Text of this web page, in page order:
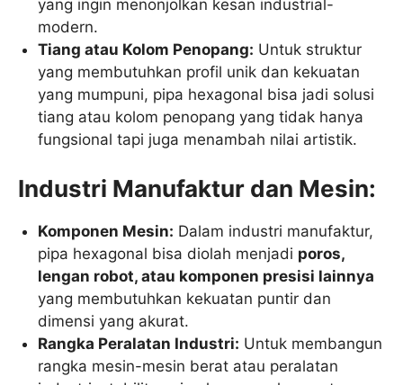
yang ingin menonjolkan kesan industrial-
modern.
Tiang atau Kolom Penopang: Untuk struktur
yang membutuhkan profil unik dan kekuatan
yang mumpuni, pipa hexagonal bisa jadi solusi
tiang atau kolom penopang yang tidak hanya
fungsional tapi juga menambah nilai artistik.
Industri Manufaktur dan Mesin:
Komponen Mesin: Dalam industri manufaktur,
pipa hexagonal bisa diolah menjadi poros,
lengan robot, atau komponen presisi lainnya
yang membutuhkan kekuatan puntir dan
dimensi yang akurat.
Rangka Peralatan Industri: Untuk membangun
rangka mesin-mesin berat atau peralatan